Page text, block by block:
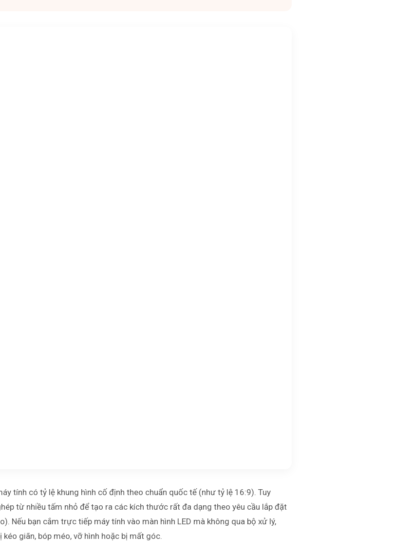
tính có tỷ lệ khung hình cố định theo chuẩn quốc tế (như tỷ lệ 16:9). Tuy
từ nhiều tấm nhỏ để tạo ra các kích thước rất đa dạng theo yêu cầu lắp đặt
Nếu bạn cắm trực tiếp máy tính vào màn hình LED mà không qua bộ xử lý,
giãn, bóp méo, vỡ hình hoặc bị mất góc.